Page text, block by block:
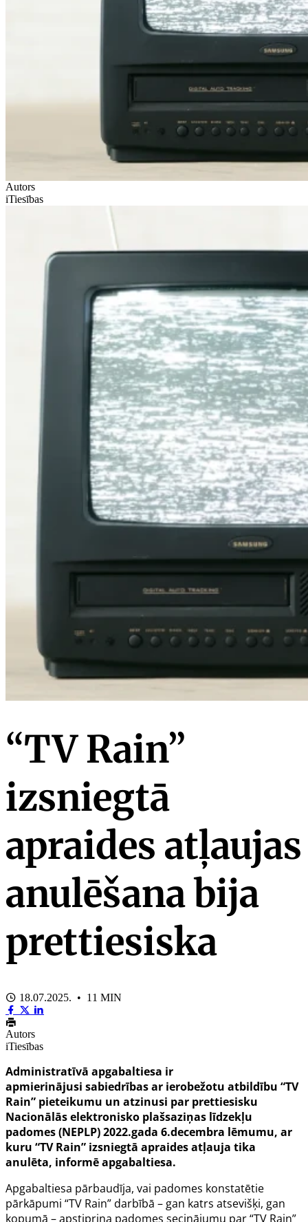
Autors
iTiesības
“TV Rain”
izsniegtā
apraides atļaujas
anulēšana bija
prettiesiska
18.07.2025. • 11 MIN
Autors
iTiesības
Administratīvā apgabaltiesa ir
apmierinājusi sabiedrības ar ierobežotu atbildību “TV
Rain” pieteikumu un atzinusi par prettiesisku
Nacionālās elektronisko plašsaziņas līdzekļu
padomes (NEPLP) 2022.gada 6.decembra lēmumu, ar
kuru “TV Rain” izsniegtā apraides atļauja tika
anulēta, informē apgabaltiesa.
Apgabaltiesa pārbaudīja, vai padomes konstatētie
pārkāpumi “TV Rain” darbībā – gan katrs atsevišķi, gan
kopumā – apstiprina padomes secinājumu par “TV Rain”